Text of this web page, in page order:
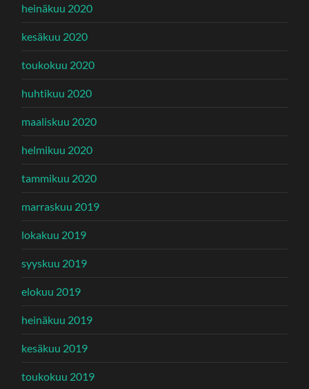
heinäkuu 2020
kesäkuu 2020
toukokuu 2020
huhtikuu 2020
maaliskuu 2020
helmikuu 2020
tammikuu 2020
marraskuu 2019
lokakuu 2019
syyskuu 2019
elokuu 2019
heinäkuu 2019
kesäkuu 2019
toukokuu 2019